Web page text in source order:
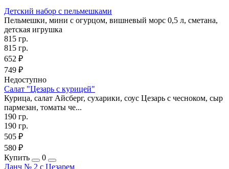
Детский набор с пельмешками
Пельмешки, мини с огурцом, вишневый морс 0,5 л, сметана,
детская игрушка
815 гр.
815 гр.
652 ₽
749 ₽
Недоступно
Салат "Цезарь с курицей"
Курица, салат Айсберг, сухарики, соус Цезарь с чесноком, сыр
пармезан, томаты че...
190 гр.
190 гр.
505 ₽
580 ₽
Купить
0
Ланч № 2 с Цезарем